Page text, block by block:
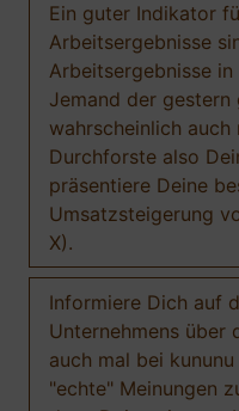
Ein guter Indikator
Arbeitsergebnisse
Arbeitsergebnisse
Jemand der gestern
wahrscheinlich
Durchforste also
präsentiere Deine
Umsatzsteigerung
X).
Informiere Dich auf
Unternehmens über
auch mal bei
"echte" Meinungen